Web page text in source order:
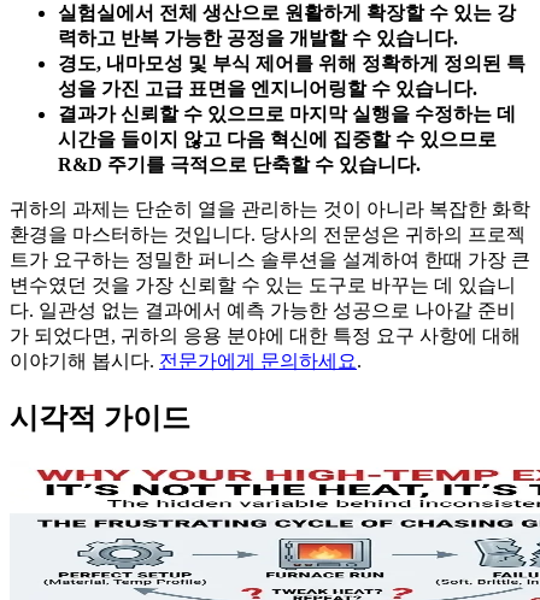
실험실에서 전체 생산으로 원활하게 확장할 수 있는 강
력하고 반복 가능한 공정을 개발할 수 있습니다.
경도, 내마모성 및 부식 제어를 위해 정확하게 정의된 특
성을 가진 고급 표면을 엔지니어링할 수 있습니다.
결과가 신뢰할 수 있으므로 마지막 실행을 수정하는 데
시간을 들이지 않고 다음 혁신에 집중할 수 있으므로
R&D 주기를 극적으로 단축할 수 있습니다.
귀하의 과제는 단순히 열을 관리하는 것이 아니라 복잡한 화학
환경을 마스터하는 것입니다. 당사의 전문성은 귀하의 프로젝
트가 요구하는 정밀한 퍼니스 솔루션을 설계하여 한때 가장 큰
변수였던 것을 가장 신뢰할 수 있는 도구로 바꾸는 데 있습니
다. 일관성 없는 결과에서 예측 가능한 성공으로 나아갈 준비
가 되었다면, 귀하의 응용 분야에 대한 특정 요구 사항에 대해
이야기해 봅시다. 전문가에게 문의하세요.
시각적 가이드